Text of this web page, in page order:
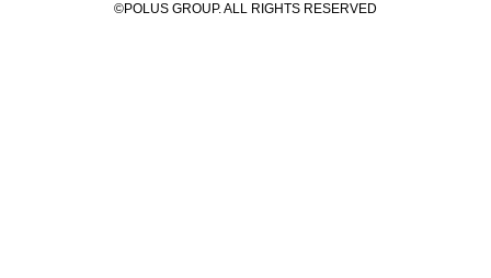
©POLUS GROUP. ALL RIGHTS RESERVED